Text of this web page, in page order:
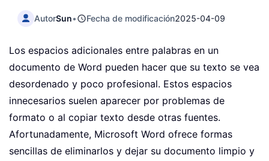
AutorSun• Fecha de modificación2025-04-09
Los espacios adicionales entre palabras en un
documento de Word pueden hacer que su texto se vea
desordenado y poco profesional. Estos espacios
innecesarios suelen aparecer por problemas de
formato o al copiar texto desde otras fuentes.
Afortunadamente, Microsoft Word ofrece formas
sencillas de eliminarlos y dejar su documento limpio y